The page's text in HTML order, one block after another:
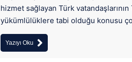
hizmet sağlayan Türk
yükümlülüklere tabi olduğu konusu
Yazıyı Oku